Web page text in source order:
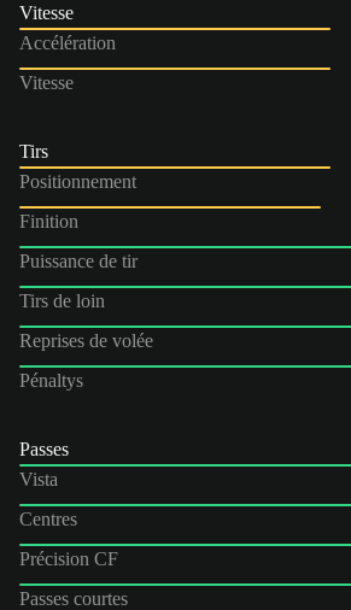
Vitesse
Accélération
Vitesse
Tirs
Positionnement
Finition
Puissance de tir
Tirs de loin
Reprises de volée
Pénaltys
Passes
Vista
Centres
Précision CF
Passes courtes